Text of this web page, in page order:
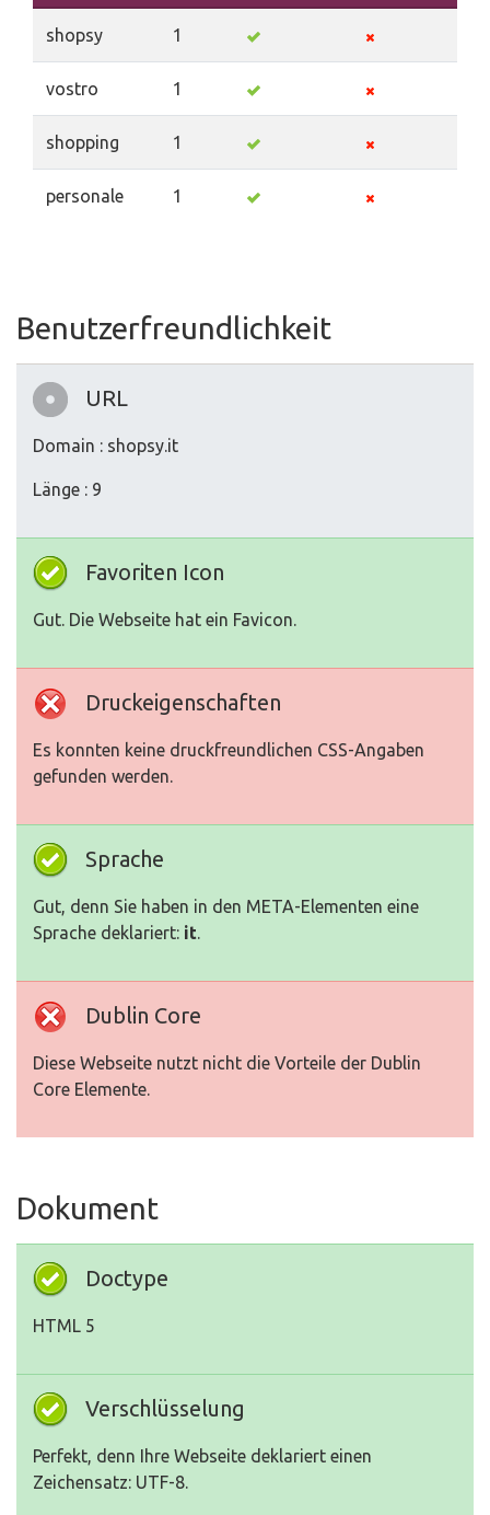
shopsy 1
vostro 1
shopping 1
personale 1
Benutzerfreundlichkeit
URL
Domain : shopsy.it
Länge : 9
Favoriten Icon
Gut. Die Webseite hat ein Favicon.
Druckeigenschaften
Es konnten keine druckfreundlichen CSS-Angaben
gefunden werden.
Sprache
Gut, denn Sie haben in den META-Elementen eine
Sprache deklariert: it.
Dublin Core
Diese Webseite nutzt nicht die Vorteile der Dublin
Core Elemente.
Dokument
Doctype
HTML 5
Verschlüsselung
Perfekt, denn Ihre Webseite deklariert einen
Zeichensatz: UTF-8.